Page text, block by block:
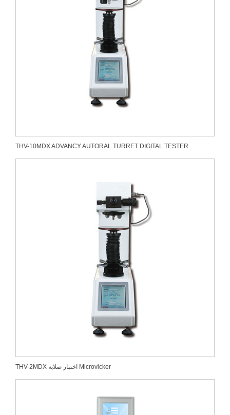
THV-10MDX ADVANCY AUTORAL TURRET DIGITAL TESTER
THV-2MDX اختبار صلابة Microvicker